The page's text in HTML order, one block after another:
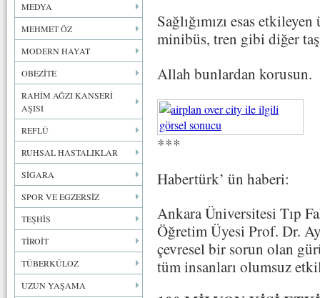
MEDYA
MEHMET ÖZ
MODERN HAYAT
OBEZİTE
RAHİM AĞZI KANSERİ
AŞISI
REFLÜ
RUHSAL HASTALIKLAR
SİGARA
SPOR VE EGZERSİZ
TEŞHİS
TİROİT
TÜBERKÜLOZ
UZUN YAŞAMA
Sağlığımızı esas
minibüs, tren gibi diğer
Allah bunlardan korusun.
***
Habertürk’ ün haberi:
Ankara Üniversitesi Tıp
Öğretim Üyesi Prof. Dr.
çevresel bir sorun olan
tüm insanları olumsuz